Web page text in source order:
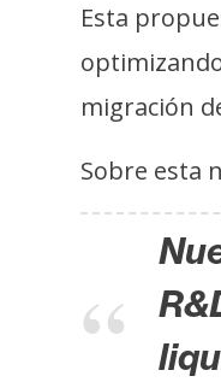
T
m
a
s
e
c
Esta
migración
Sobre esta